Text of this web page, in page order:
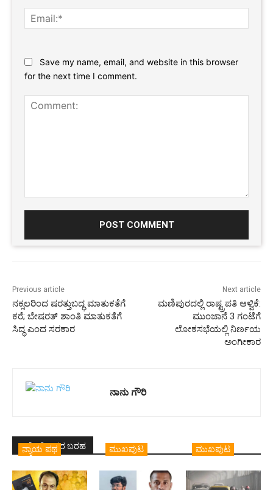
Save my name, email, and website in this browser
for the next time I comment.
Previous article
ನಕ್ಸಲರಿಂದ ಷರತ್ತುಬದ್ಧ ಮಾತುಕತೆಗೆ
ಕರೆ; ಬೇಷರತ್ ಶಾಂತಿ ಮಾತುಕತೆಗೆ
ಸಿದ್ಧ ಎಂದ ಸರಕಾರ
Next article
ಮಣಿಪುರದಲ್ಲಿ ರಾಷ್ಟ್ರಪತಿ ಆಳ್ವಿಕೆ:
ಮುಂಜಾನೆ 3 ಗಂಟೆಗೆ
ಲೋಕಸಭೆಯಲ್ಲಿ ನಿರ್ಣಯ
ಅಂಗೀಕಾರ
ನಾನು ಗೌರಿ
ಇದೇ ಲೇಖಕರ ಬರಹ
ನ್ಯಾಯ ಪಥ ಮುಖಪುಟ ಮುಖಪುಟ